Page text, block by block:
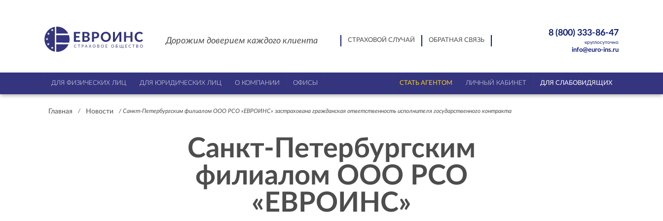
Дорожим доверием каждого клиента СТРАХОВОЙ СЛУЧАЙ ОБРАТНАЯ СВЯЗЬ
8 (800) 333-86-47
круглосуточно
info@euro-ins.ru
ДЛЯ ФИЗИЧЕСКИХ ЛИЦ ДЛЯ ЮРИДИЧЕСКИХ ЛИЦ О КОМПАНИИ ОФИСЫ СТАТЬ АГЕНТОМ ЛИЧНЫЙ КАБИНЕТ ДЛЯ СЛАБОВИДЯЩИХ
Главная / Новости / Санкт-Петербургским филиалом ООО РСО «ЕВРОИНС» застрахована гражданская ответственность исполнителя государственного контракта
Санкт-Петербургским
филиалом ООО РСО
«ЕВРОИНС»